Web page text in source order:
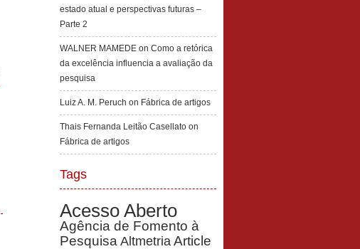
estado atual e perspectivas futuras –
Parte 2
WALNER MAMEDE on Como a retórica
da excelência influencia a avaliação da
pesquisa
Luiz A. M. Peruch on Fábrica de artigos
Thais Fernanda Leitão Casellato on
Fábrica de artigos
Tags
Acesso Aberto
Agência de Fomento à
Pesquisa Altmetria Article